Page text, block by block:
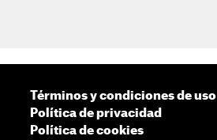
Términos y condiciones de uso
Política de privacidad
Política de cookies